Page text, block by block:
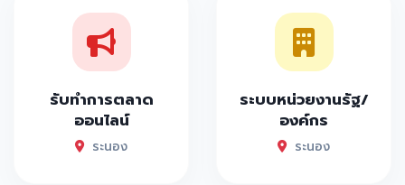
รับทำการตลาด
ออนไลน์
ระนอง
ระบบหน่วยงานรัฐ/
องค์กร
ระนอง